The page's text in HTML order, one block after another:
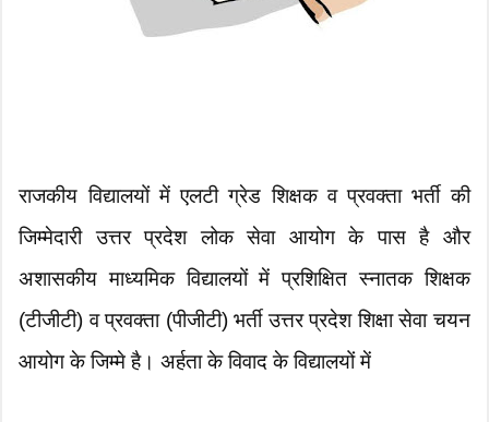
राजकीय विद्यालयों में एलटी ग्रेड शिक्षक व प्रवक्ता भर्ती की
जिम्मेदारी उत्तर प्रदेश लोक सेवा आयोग के पास है और
अशासकीय माध्यमिक विद्यालयों में प्रशिक्षित स्नातक शिक्षक
(टीजीटी) व प्रवक्ता (पीजीटी) भर्ती उत्तर प्रदेश शिक्षा सेवा चयन
आयोग के जिम्मे है। अर्हता के विवाद के विद्यालयों में